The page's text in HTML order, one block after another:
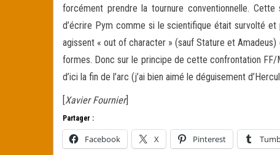
forcément prendre la tournure conventionnelle.
d’écrire Pym comme si le scientifique était survolté
agissent « out of character » (sauf Stature et
formes. Donc sur le principe de cette confrontation FF/
d’ici la fin de l’arc (j’ai bien aimé le déguisement
[Xavier Fournier]
Partager :
Facebook X Pinterest